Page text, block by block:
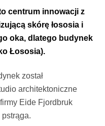
centrum innowacji z
skórę łososia i
oka, dlatego budynek
Łososia).
został
architektoniczne
Eide Fjordbruk